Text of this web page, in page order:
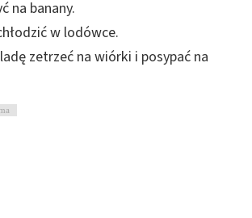
na banany.
w lodówce.
zetrzeć na wiórki i posypać na